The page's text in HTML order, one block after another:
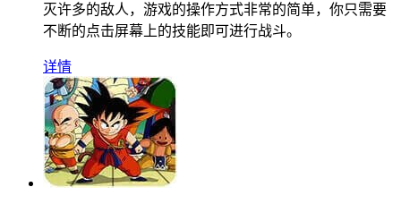
灭许多的敌人，游戏的操作方式非常的简单，你只需要
不断的点击屏幕上的技能即可进行战斗。
详情